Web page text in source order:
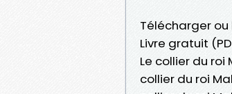
Télécharger ou
Livre gratuit
Le collier du roi
collier du roi